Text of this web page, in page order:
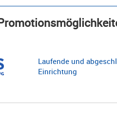
Laufende und
Einrichtung